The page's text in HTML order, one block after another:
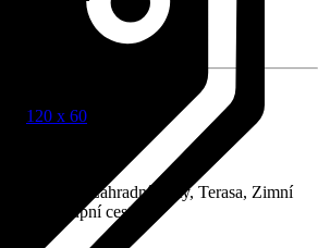
120 x 60
cm
Zahrada, Zahradní cesty, Terasa, Zimní
cesta/vstupní cesta